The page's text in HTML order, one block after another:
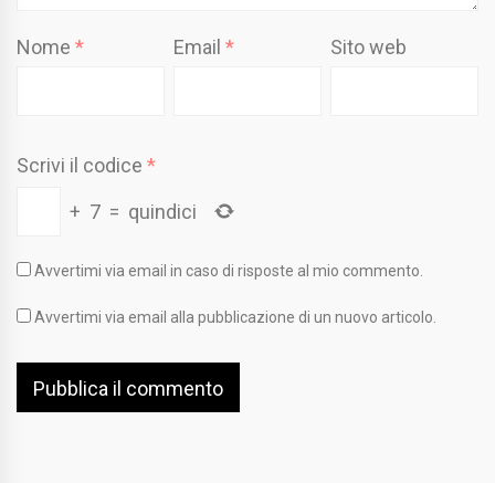
Nome * Email* Sito web
Scrivi il codice *
+ 7 = quindici
Avvertimi via email in caso di risposte al mio commento.
Avvertimi via email alla pubblicazione di un nuovo articolo.